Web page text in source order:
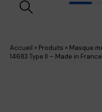
Accueil » Produits » Masque
14683 Type II – Made in France